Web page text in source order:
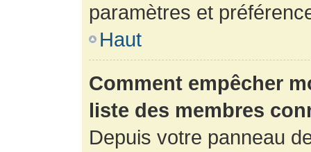
paramètres et
Haut
Comment empêcher
liste des membres
Depuis votre panneau